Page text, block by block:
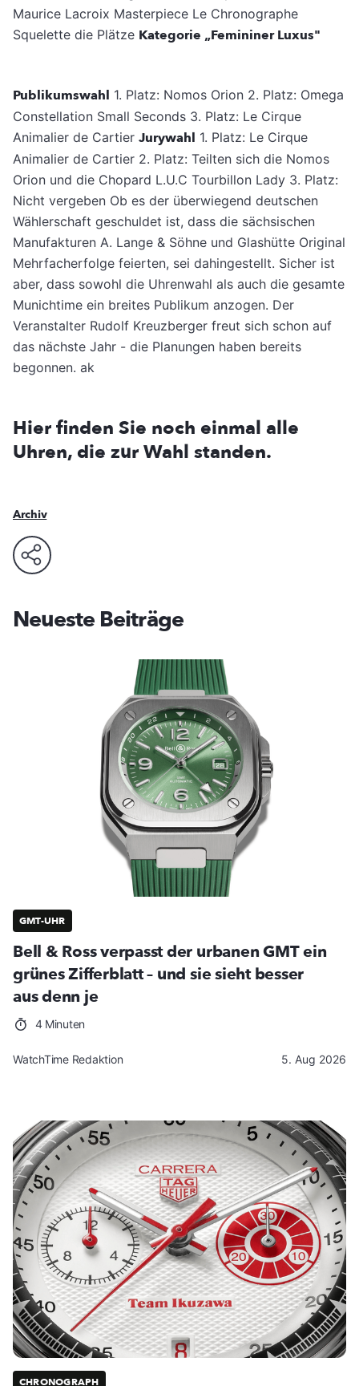
Maurice Lacroix Masterpiece Le Chronographe
Squelette die Plätze Kategorie „Femininer Luxus"
Publikumswahl 1. Platz: Nomos Orion 2. Platz: Omega
Constellation Small Seconds 3. Platz: Le Cirque
Animalier de Cartier Jurywahl 1. Platz: Le Cirque
Animalier de Cartier 2. Platz: Teilten sich die Nomos
Orion und die Chopard L.U.C Tourbillon Lady 3. Platz:
Nicht vergeben Ob es der überwiegend deutschen
Wählerschaft geschuldet ist, dass die sächsischen
Manufakturen A. Lange & Söhne und Glashütte Original
Mehrfacherfolge feierten, sei dahingestellt. Sicher ist
aber, dass sowohl die Uhrenwahl als auch die gesamte
Munichtime ein breites Publikum anzogen. Der
Veranstalter Rudolf Kreuzberger freut sich schon auf
das nächste Jahr - die Planungen haben bereits
begonnen. ak
Hier finden Sie noch einmal alle
Uhren, die zur Wahl standen.
Archiv
Neueste Beiträge
GMT-UHR
Bell & Ross verpasst der urbanen GMT ein
grünes Zifferblatt – und sie sieht besser
aus denn je
4 Minuten
WatchTime Redaktion 5. Aug 2026
CHRONOGRAPH